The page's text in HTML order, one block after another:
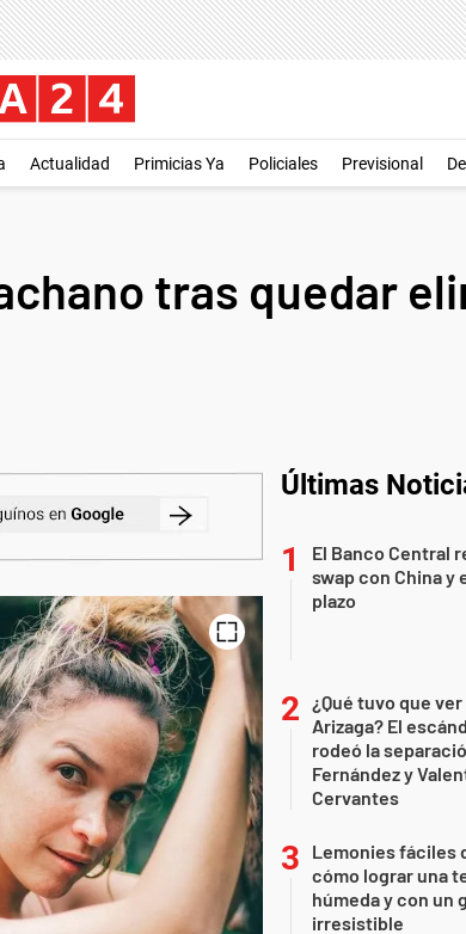
Actualidad Primicias Ya Policiales Previsional
tras quedar
Últimas
El Banco Central
swap con China y
plazo
¿Qué tuvo que
Arizaga? El
rodeó la
Fernández y
Cervantes
Lemonies fáciles
cómo lograr una
húmeda y con un
irresistible